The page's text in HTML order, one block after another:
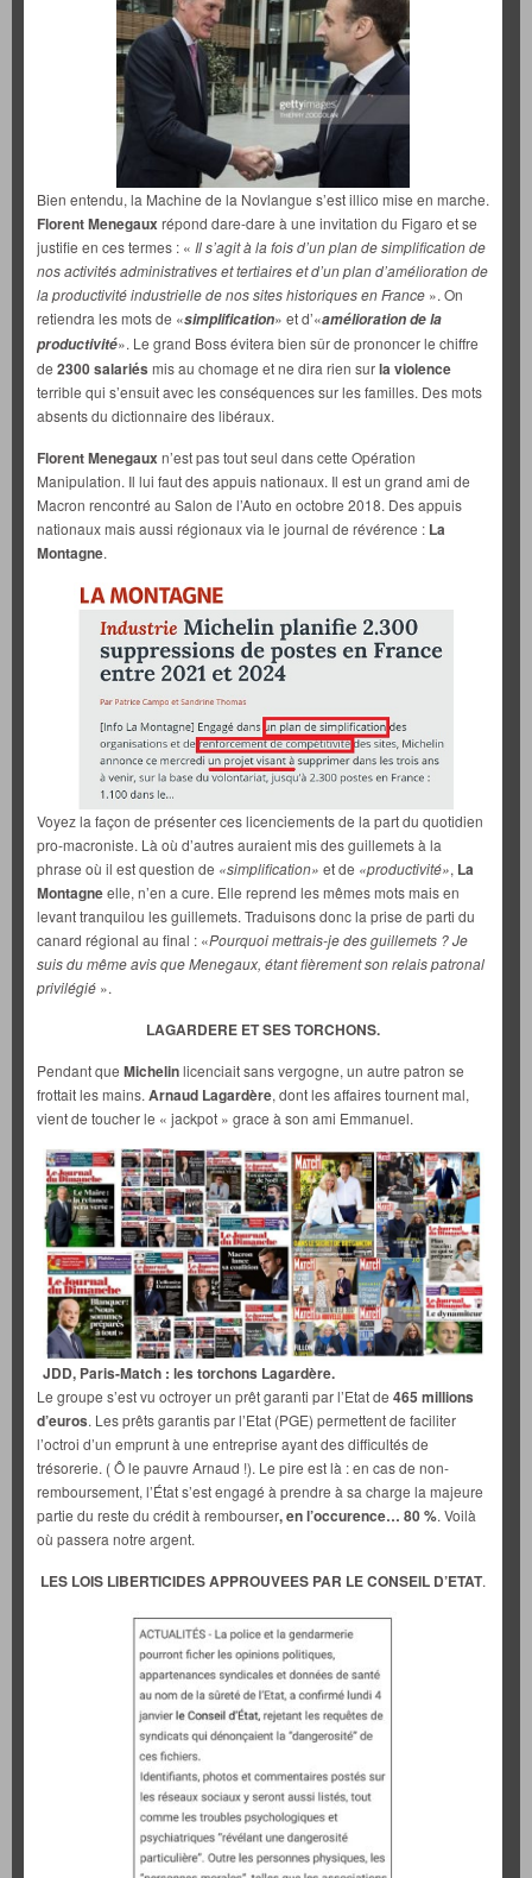
Bien entendu, la Machine de la Novlangue s’est illico mise en marche.
Florent Menegauxrépond dare-dare à une invitation du Figaro et se
justifie en ces termes : « Il s’agit à la fois d’un plan de simplification de
nos activités administratives et tertiaires et d’un plan d’amélioration de
la productivité industrielle de nos sites historiques en France ». On
retiendra les mots de «simplification» et d’«amélioration de la
productivité». Le grand Boss évitera bien sûr de prononcer le chiffre
de 2300 salariés mis au chomage et ne dira rien surla violence
terrible qui s’ensuit avec les conséquences sur les familles. Des mots
absents du dictionnaire des libéraux.
Florent Menegauxn’est pas tout seul dans cette Opération
Manipulation. Il lui faut des appuis nationaux. Il est un grand ami de
Macron rencontré au Salon de l’Auto en octobre 2018. Des appuis
nationaux mais aussi régionaux via le journal de révérence : La
Montagne.
Voyez la façon de présenter ces licenciements de la part du quotidien
pro-macroniste. Là où d’autres auraient mis des guillemets à la
phrase où il est question de «simplification» et de «productivité», La
Montagneelle, n’en a cure. Elle reprend les mêmes mots mais en
levant tranquilou les guillemets. Traduisons donc la prise de parti du
canard régional au final : «Pourquoi mettrais-je des guillemets ? Je
suis du même avis que Menegaux, étant fièrement son relais patronal
privilégié ».
LAGARDERE ET SES TORCHONS.
Pendant que Michelinlicenciait sans vergogne, un autre patron se
frottait les mains. Arnaud Lagardère, dont les affaires tournent mal,
vient de toucher le « jackpot » grace à son ami Emmanuel.
JDD, Paris-Match : les torchons Lagardère.
Le groupe s’est vu octroyer un prêt garanti par l’Etat de 465 millions
d’euros. Les prêts garantis par l’Etat (PGE) permettent de faciliter
l’octroi d’un emprunt à une entreprise ayant des difficultés de
trésorerie. ( Ô le pauvre Arnaud !). Le pire est là : en cas de non-
remboursement, l’État s’est engagé à prendre à sa charge la majeure
partie du reste du crédit à rembourser, en l’occurence… 80 %. Voilà
où passera notre argent.
LES LOIS LIBERTICIDES APPROUVEES PAR LE CONSEIL D’ETAT.